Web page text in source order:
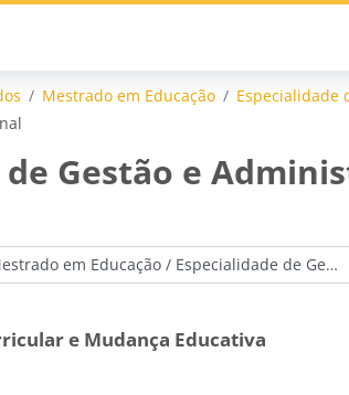
Mestrado em Educação
Especialidade
de Gestão e
e Mudança Educativa